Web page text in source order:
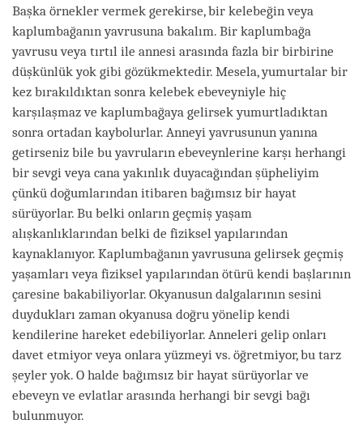
Başka örnekler vermek gerekirse, bir kelebeğin veya
kaplumbağanın yavrusuna bakalım. Bir kaplumbağa
yavrusu veya tırtıl ile annesi arasında fazla bir birbirine
düşkünlük yok gibi gözükmektedir. Mesela, yumurtalar bir
kez bırakıldıktan sonra kelebek ebeveyniyle hiç
karşılaşmaz ve kaplumbağaya gelirsek yumurtladıktan
sonra ortadan kaybolurlar. Anneyi yavrusunun yanına
getirseniz bile bu yavruların ebeveynlerine karşı herhangi
bir sevgi veya cana yakınlık duyacağından şüpheliyim
çünkü doğumlarından itibaren bağımsız bir hayat
sürüyorlar. Bu belki onların geçmiş yaşam
alışkanlıklarından belki de fiziksel yapılarından
kaynaklanıyor. Kaplumbağanın yavrusuna gelirsek geçmiş
yaşamları veya fiziksel yapılarından ötürü kendi başlarının
çaresine bakabiliyorlar. Okyanusun dalgalarının sesini
duydukları zaman okyanusa doğru yönelip kendi
kendilerine hareket edebiliyorlar. Anneleri gelip onları
davet etmiyor veya onlara yüzmeyi vs. öğretmiyor, bu tarz
şeyler yok. O halde bağımsız bir hayat sürüyorlar ve
ebeveyn ve evlatlar arasında herhangi bir sevgi bağı
bulunmuyor.